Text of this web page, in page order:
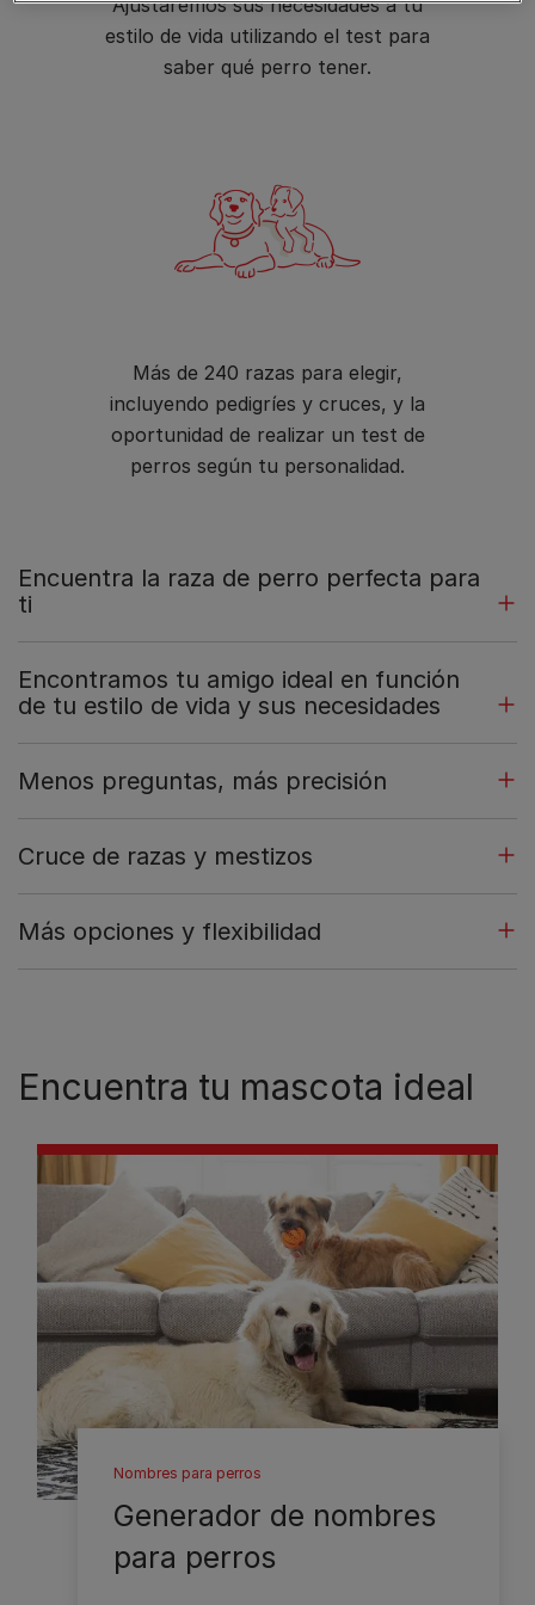
estilo de vida utilizando el test para
saber qué perro tener.
Más de 240 razas para elegir,
incluyendo pedigríes y cruces, y la
oportunidad de realizar un test de
perros según tu personalidad.
Encuentra la raza de perro perfecta para
ti
Encontramos tu amigo ideal en función
de tu estilo de vida y sus necesidades
Menos preguntas, más precisión
Cruce de razas y mestizos
Más opciones y flexibilidad
Encuentra tu mascota ideal
Nombres para perros
Generador de nombres
para perros